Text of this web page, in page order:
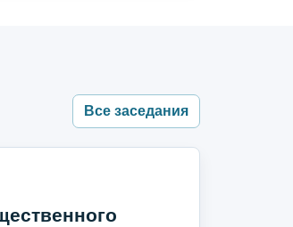
Все заседания